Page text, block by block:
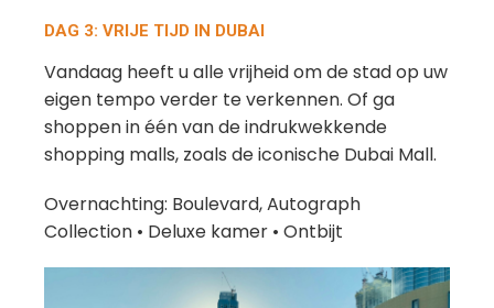
DAG 3: VRIJE TIJD IN DUBAI
Vandaag heeft u alle vrijheid om de stad op uw
eigen tempo verder te verkennen. Of ga
shoppen in één van de indrukwekkende
shopping malls, zoals de iconische Dubai Mall.
Overnachting: Boulevard, Autograph
Collection • Deluxe kamer • Ontbijt